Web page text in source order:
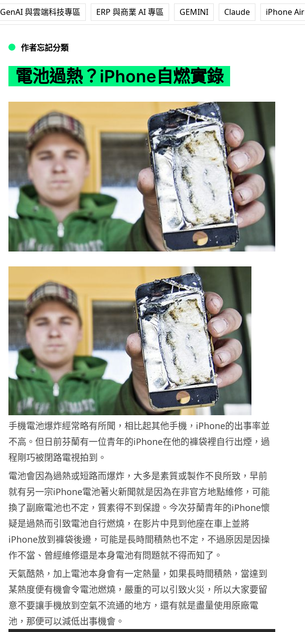
GenAI 與雲端科技專區 ERP 與商業 AI 專區 GEMINI Claude iPhone Air
作者忘記分類
電池過熱？iPhone自燃實錄
手機電池爆炸經常略有所聞，相比起其他手機，iPhone的出事率並
不高。但日前芬蘭有一位青年的iPhone在他的褲袋裡自行出煙，過
程剛巧被閉路電視拍到。
電池會因為過熱或短路而爆炸，大多是素質或製作不良所致，早前
就有另一宗iPhone電池著火新聞就是因為在非官方地點維修，可能
換了副廠電池也不定，質素得不到保證。今次芬蘭青年的iPhone懷
疑是過熱而引致電池自行燃燒，在影片中見到他座在車上並將
iPhone放到褲袋後邊，可能是長時間積熱也不定，不過原因是因操
作不當、曾經維修還是本身電池有問題就不得而知了。
天氣酷熱，加上電池本身會有一定熱量，如果長時間積熱，當達到
某熱度便有機會令電池燃燒，嚴重的可以引致火災，所以大家要留
意不要讓手機放到空氣不流通的地方，還有就是盡量使用原廠電
池，那便可以減低出事機會。